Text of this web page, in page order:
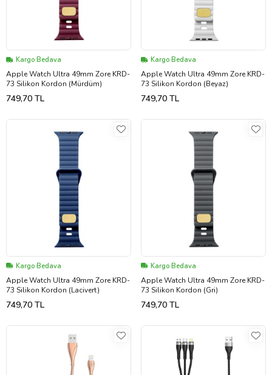
Kargo Bedava
Apple Watch Ultra 49mm Zore KRD-
73 Silikon Kordon (Mürdüm)
749,70 TL
Kargo Bedava
Apple Watch Ultra 49mm Zore KRD-
73 Silikon Kordon (Beyaz)
749,70 TL
Kargo Bedava
Apple Watch Ultra 49mm Zore KRD-
73 Silikon Kordon (Lacivert)
749,70 TL
Kargo Bedava
Apple Watch Ultra 49mm Zore KRD-
73 Silikon Kordon (Gri)
749,70 TL